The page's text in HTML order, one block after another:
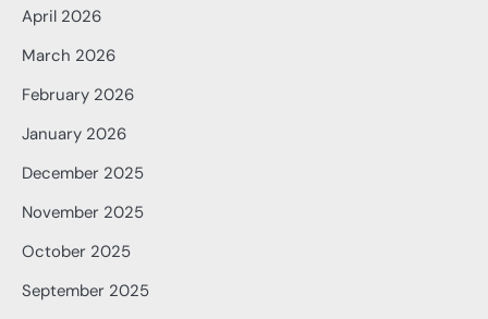
April 2026
March 2026
February 2026
January 2026
December 2025
November 2025
October 2025
September 2025